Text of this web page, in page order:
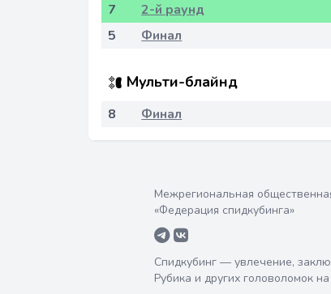
7
2-й раунд
5
Финал
Мульти-блайнд
8
Финал
Межрегиональная
«Федерация спидкубинга»
Спидкубинг — увлечение,
Рубика и других головоломок